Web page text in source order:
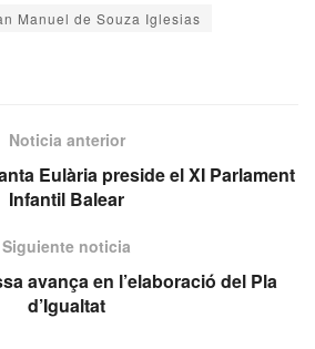
Manuel de Souza Iglesias
Noticia anterior
Eulària preside el XI Parlament
Infantil Balear
Siguiente noticia
avança en l’elaboració del Pla
d’Igualtat